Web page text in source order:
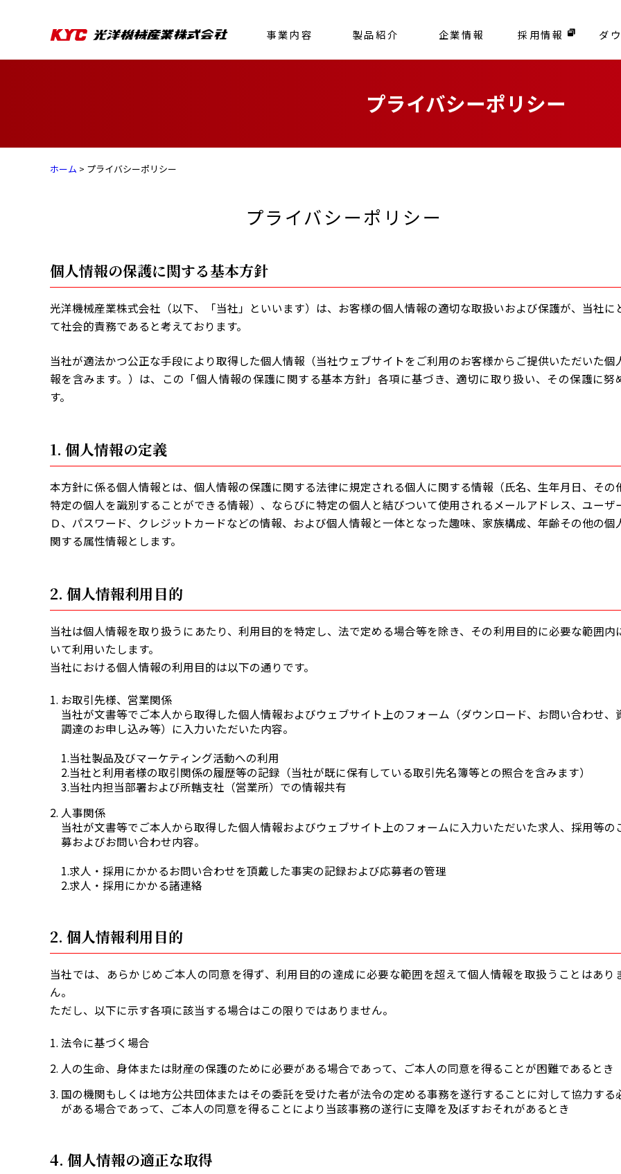
事業内容 製品紹介 企業情報 採用情報 ダ
プライバシーポリシー
ホーム > プライバシーポリシー
プライバシーポリシー
個人情報の保護に関する基本方針
光洋機械産業株式会社（以下、「当社」といいます）は、お客様の個人情報の適切な取扱いおよび保護が、当社に
て社会的責務であると考えております。
当社が適法かつ公正な手段により取得した個人情報（当社ウェブサイトをご利用のお客様からご提供いただいた個
報を含みます。）は、この「個人情報の保護に関する基本方針」各項に基づき、適切に取り扱い、その保護に努
す。
1. 個人情報の定義
本方針に係る個人情報とは、個人情報の保護に関する法律に規定される個人に関する情報（氏名、生年月日、その
特定の個人を識別することができる情報）、ならびに特定の個人と結びついて使用されるメールアドレス、ユーザ
Ｄ、パスワード、クレジットカードなどの情報、および個人情報と一体となった趣味、家族構成、年齢その他の個
関する属性情報とします。
2. 個人情報利用目的
当社は個人情報を取り扱うにあたり、利用目的を特定し、法で定める場合等を除き、その利用目的に必要な範囲内
いて利用いたします。
当社における個人情報の利用目的は以下の通りです。
お取引先様、営業関係
当社が文書等でご本人から取得した個人情報およびウェブサイト上のフォーム（ダウンロード、お問い合わせ、
調達のお申し込み等）に入力いただいた内容。
1.当社製品及びマーケティング活動への利用
2.当社と利用者様の取引関係の履歴等の記録（当社が既に保有している取引先名簿等との照合を含みます）
3.当社内担当部署および所轄支社（営業所）での情報共有
人事関係
当社が文書等でご本人から取得した個人情報およびウェブサイト上のフォームに入力いただいた求人、採用等の
募およびお問い合わせ内容。
1.求人・採用にかかるお問い合わせを頂戴した事実の記録および応募者の管理
2.求人・採用にかかる諸連絡
2. 個人情報利用目的
当社では、あらかじめご本人の同意を得ず、利用目的の達成に必要な範囲を超えて個人情報を取扱うことはあり
ん。
ただし、以下に示す各項に該当する場合はこの限りではありません。
法令に基づく場合
人の生命、身体または財産の保護のために必要がある場合であって、ご本人の同意を得ることが困難であるとき
国の機関もしくは地方公共団体またはその委託を受けた者が法令の定める事務を遂行することに対して協力する
がある場合であって、ご本人の同意を得ることにより当該事務の遂行に支障を及ぼすおそれがあるとき
4. 個人情報の適正な取得